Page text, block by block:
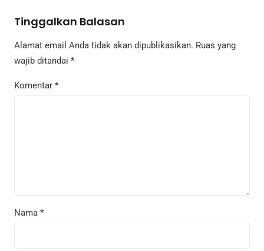
Tinggalkan Balasan
Alamat email Anda tidak akan dipublikasikan. Ruas yang
wajib ditandai *
Komentar *
Nama *